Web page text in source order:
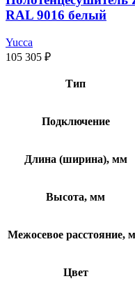
RAL 9016 белый
Yucca
105 305 ₽
Тип
Подключение
Длина (ширина), мм
Высота, мм
Межосевое расстояние,
Цвет